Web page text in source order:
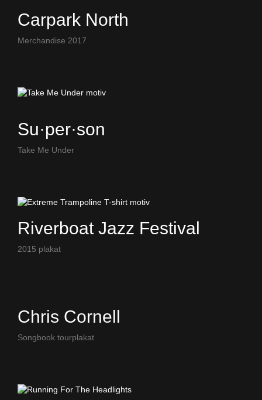
Carpark North
Merchandise 2017
Su·per·son
Take Me Under
Riverboat Jazz Festival
2015 plakat
Chris Cornell
Songbook tourplakat